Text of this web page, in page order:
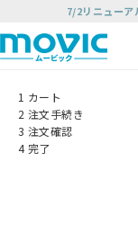
7/2リニュー
1 カート
2 注文手続き
3 注文確認
4 完了